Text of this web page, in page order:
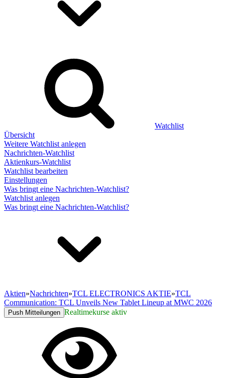
Watchlist
Übersicht
Weitere Watchlist anlegen
Nachrichten-Watchlist
Aktienkurs-Watchlist
Watchlist bearbeiten
Einstellungen
Was bringt eine Nachrichten-Watchlist?
Watchlist anlegen
Was bringt eine Nachrichten-Watchlist?
Aktien»Nachrichten»TCL ELECTRONICS AKTIE»TCL
Communication: TCL Unveils New Tablet Lineup at MWC 2026
Push Mitteilungen Realtimekurse aktiv